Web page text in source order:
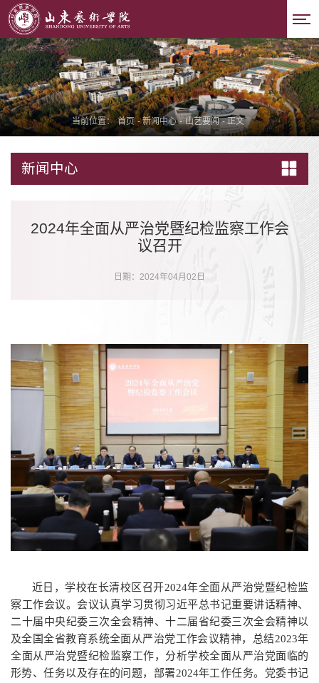
当前位置： 首页 - 新闻中心 - 山艺要闻 - 正文
新闻中心
2024年全面从严治党暨纪检监察工作会
议召开
日期：2024年04月02日
近日，学校在长清校区召开2024年全面从严治党暨纪检监
察工作会议。会议认真学习贯彻习近平总书记重要讲话精神、
二十届中央纪委三次全会精神、十二届省纪委三次全会精神以
及全国全省教育系统全面从严治党工作会议精神，总结2023年
全面从严治党暨纪检监察工作，分析学校全面从严治党面临的
形势、任务以及存在的问题，部署2024年工作任务。党委书记